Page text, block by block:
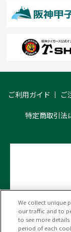
ご利用ガイド ご
特定商取引法
We collect unique
our traffic and to
to see more
period of each